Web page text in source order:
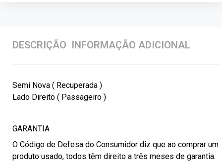
DESCRIÇÃO INFORMAÇÃO ADICIONAL
Semi Nova ( Recuperada )
Lado Direito ( Passageiro )
GARANTIA
O Código de Defesa do Consumidor diz que ao comprar um
produto usado, todos têm direito a três meses de garantia.